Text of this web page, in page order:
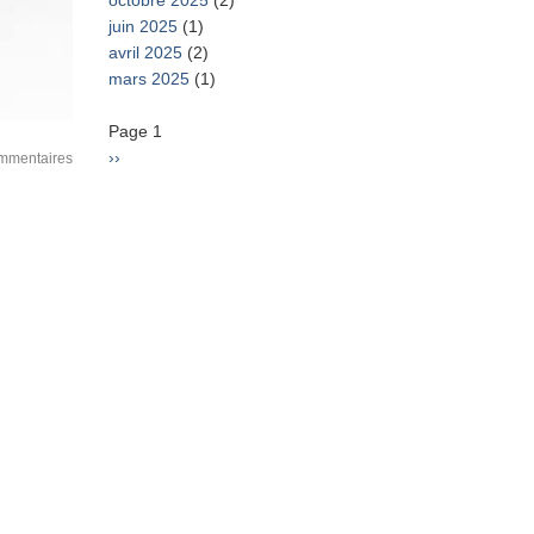
juin 2025 (1)
avril 2025 (2)
mars 2025 (1)
Pagination
Page 1
Page
››